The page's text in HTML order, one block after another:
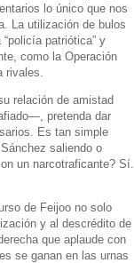
lo único que nos
La utilización de bulos
patriótica” y
como la Operación
rivales.
relación de amistad
pretenda dar
Es tan simple
saliendo o
un narcotraficante? Sí.
de Feijoo no solo
y al descrédito de
que aplaude con
se ganan en las urnas